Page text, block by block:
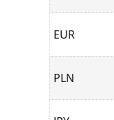
EUR
PLN